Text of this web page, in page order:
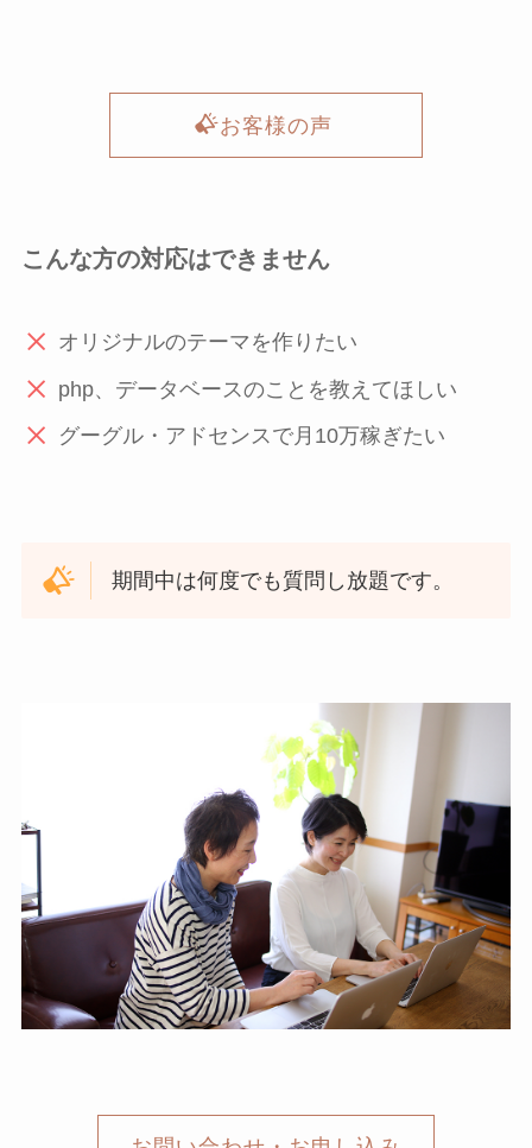
お客様の声
こんな方の対応はできません
オリジナルのテーマを作りたい
php、データベースのことを教えてほしい
グーグル・アドセンスで月10万稼ぎたい
期間中は何度でも質問し放題です。